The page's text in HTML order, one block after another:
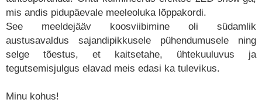
mis andis pidupäevale meeleoluka lõppakordi.
See meeldejääv koosviibimine oli südamlik
austusavaldus sajandipikkusele pühendumusele ning
selge tõestus, et kaitsetahe, ühtekuuluvus ja
tegutsemisjulgus elavad meis edasi ka tulevikus.
Minu kohus!